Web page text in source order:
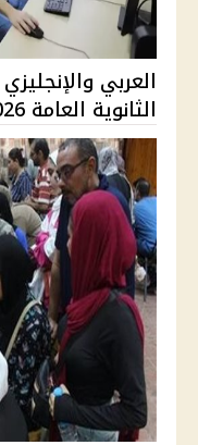
العربي
الثانوية العامة 2026 وتأثيرهما ع...